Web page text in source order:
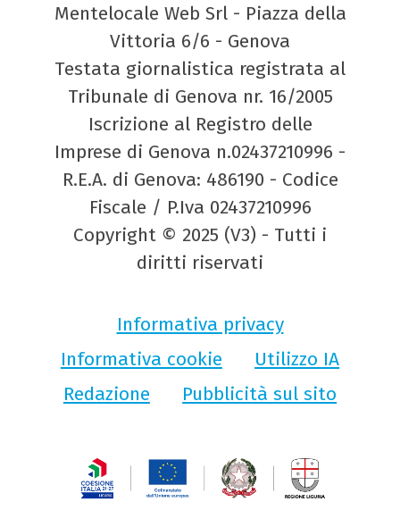
Mentelocale Web Srl - Piazza della
Vittoria 6/6 - Genova
Testata giornalistica registrata al
Tribunale di Genova nr. 16/2005
Iscrizione al Registro delle
Imprese di Genova n.02437210996 -
R.E.A. di Genova: 486190 - Codice
Fiscale / P.Iva 02437210996
Copyright © 2025 (V3) - Tutti i
diritti riservati
Informativa privacy
Informativa cookie
Utilizzo IA
Redazione
Pubblicità sul sito